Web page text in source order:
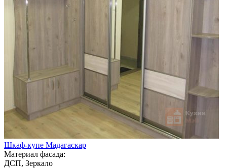
Шкаф-купе Мадагаскар
Материал фасада:
ДСП, Зеркало